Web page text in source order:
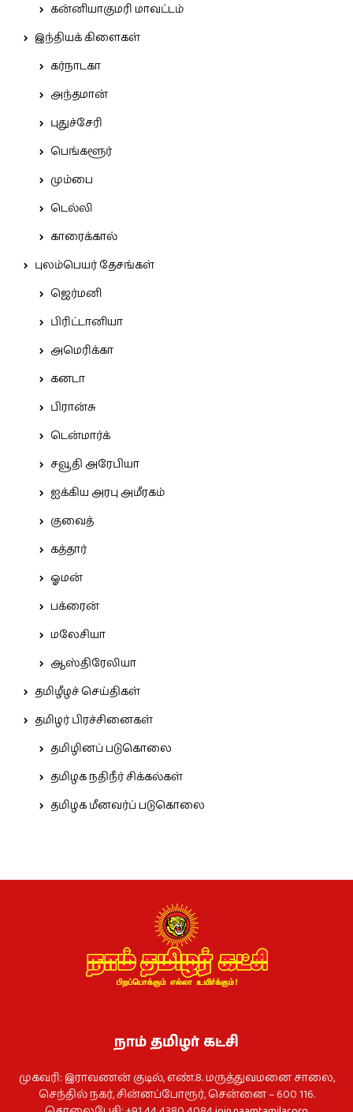
கன்னியாகுமரி மாவட்டம்
இந்தியக் கிளைகள்
கர்நாடகா
அந்தமான்
புதுச்சேரி
பெங்களூர்
மும்பை
டெல்லி
காரைக்கால்
புலம்பெயர் தேசங்கள்
ஜெர்மனி
பிரிட்டானியா
அமெரிக்கா
கனடா
பிரான்சு
டென்மார்க்
சவூதி அரேபியா
ஐக்கிய அரபு அமீரகம்
குவைத்
கத்தார்
ஓமன்
பக்ரைன்
மலேசியா
ஆஸ்திரேலியா
தமிழீழச் செய்திகள்
தமிழர் பிரச்சினைகள்
தமிழினப் படுகொலை
தமிழக நதிநீர் சிக்கல்கள்
தமிழக மீனவர்ப் படுகொலை
நாம் தமிழர் கட்சி
முகவரி: இராவணன் குடில், எண்.8. மருத்துவமனை சாலை,
செந்தில் நகர், சின்னப்போரூர், சென்னை – 600 116.